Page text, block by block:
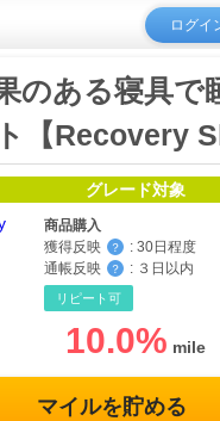
ログイ
のある寝具で
【Recovery
グレード対象
商品購入
獲得反映
？ : 30日程度
通帳反映
？ : ３日以内
リピート可
10.0%
マイルを貯める